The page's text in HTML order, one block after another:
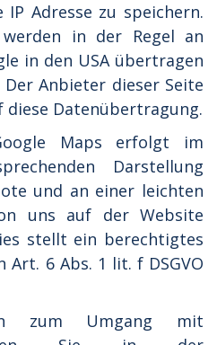
Adresse zu speichern.
in der Regel an
in den USA übertragen
Anbieter dieser Seite
diese Datenübertragung.
Maps erfolgt im
Darstellung
und an einer leichten
uns auf der Website
stellt ein berechtigtes
Art. 6 Abs. 1 lit. f DSGVO
zum Umgang mit